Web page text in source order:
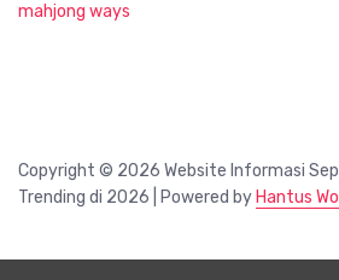
mahjong ways
Copyright © 2026 Website Informasi
Trending di 2026 | Powered by Hantus